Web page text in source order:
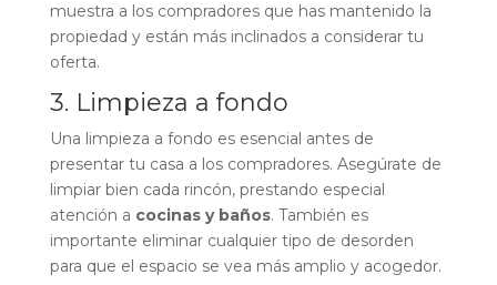
muestra a los compradores que has mantenido la
propiedad y están más inclinados a considerar tu
oferta.
3. Limpieza a fondo
Una limpieza a fondo es esencial antes de
presentar tu casa a los compradores. Asegúrate de
limpiar bien cada rincón, prestando especial
atención a cocinas y baños. También es
importante eliminar cualquier tipo de desorden
para que el espacio se vea más amplio y acogedor.